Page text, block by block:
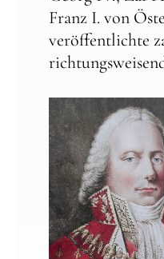
Franz I. von
veröffentlichte